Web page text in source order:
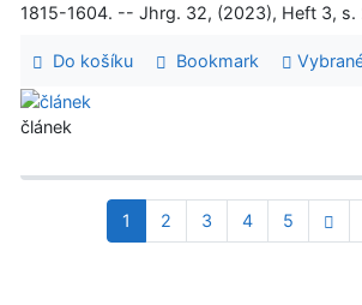
1815-1604. -- Jhrg. 32, (2023), Heft 3, s.
Do košíku Bookmark
článek
1 2 3 4 5